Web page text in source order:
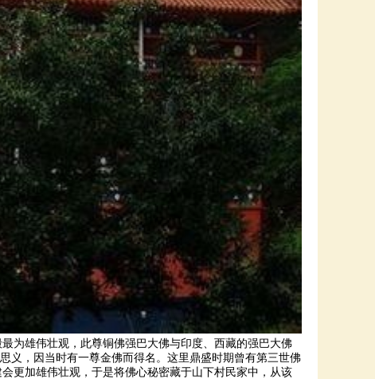
雄伟壮观，此尊铜佛强巴大佛与印度、西藏的强巴大佛
义，因当时有一尊金佛而得名。这里鼎盛时期曾有第三世佛
更加雄伟壮观，于是将佛心秘密藏于山下村民家中，从该